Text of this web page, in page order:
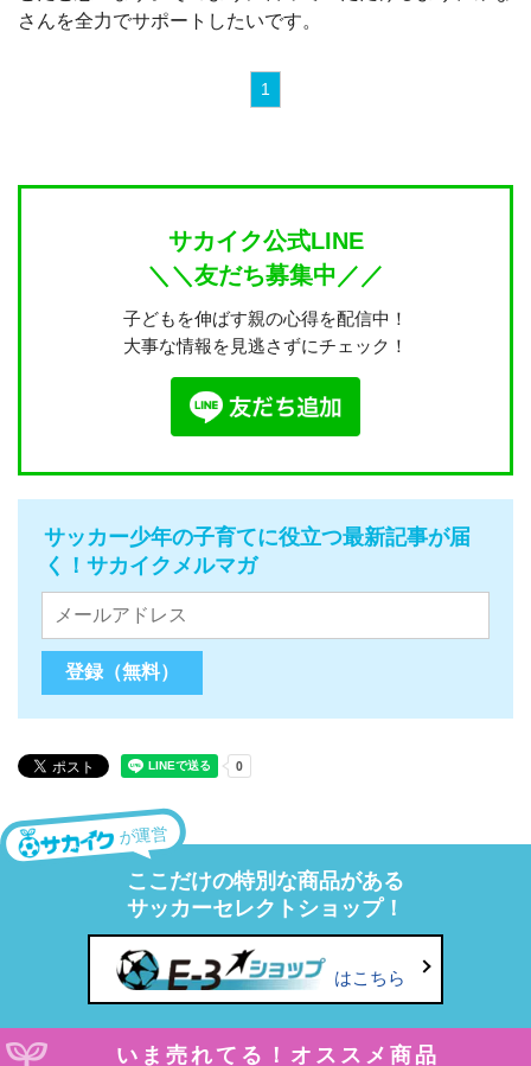
さんを全力でサポートしたいです。
1
サカイク公式LINE
＼＼友だち募集中／／
子どもを伸ばす親の心得を配信中！
大事な情報を見逃さずにチェック！
サッカー少年の子育てに役立つ最新記事が届
く！サカイクメルマガ
が運営
ここだけの特別な商品がある
サッカーセレクトショップ！
はこちら
いま売れてる！オススメ商品